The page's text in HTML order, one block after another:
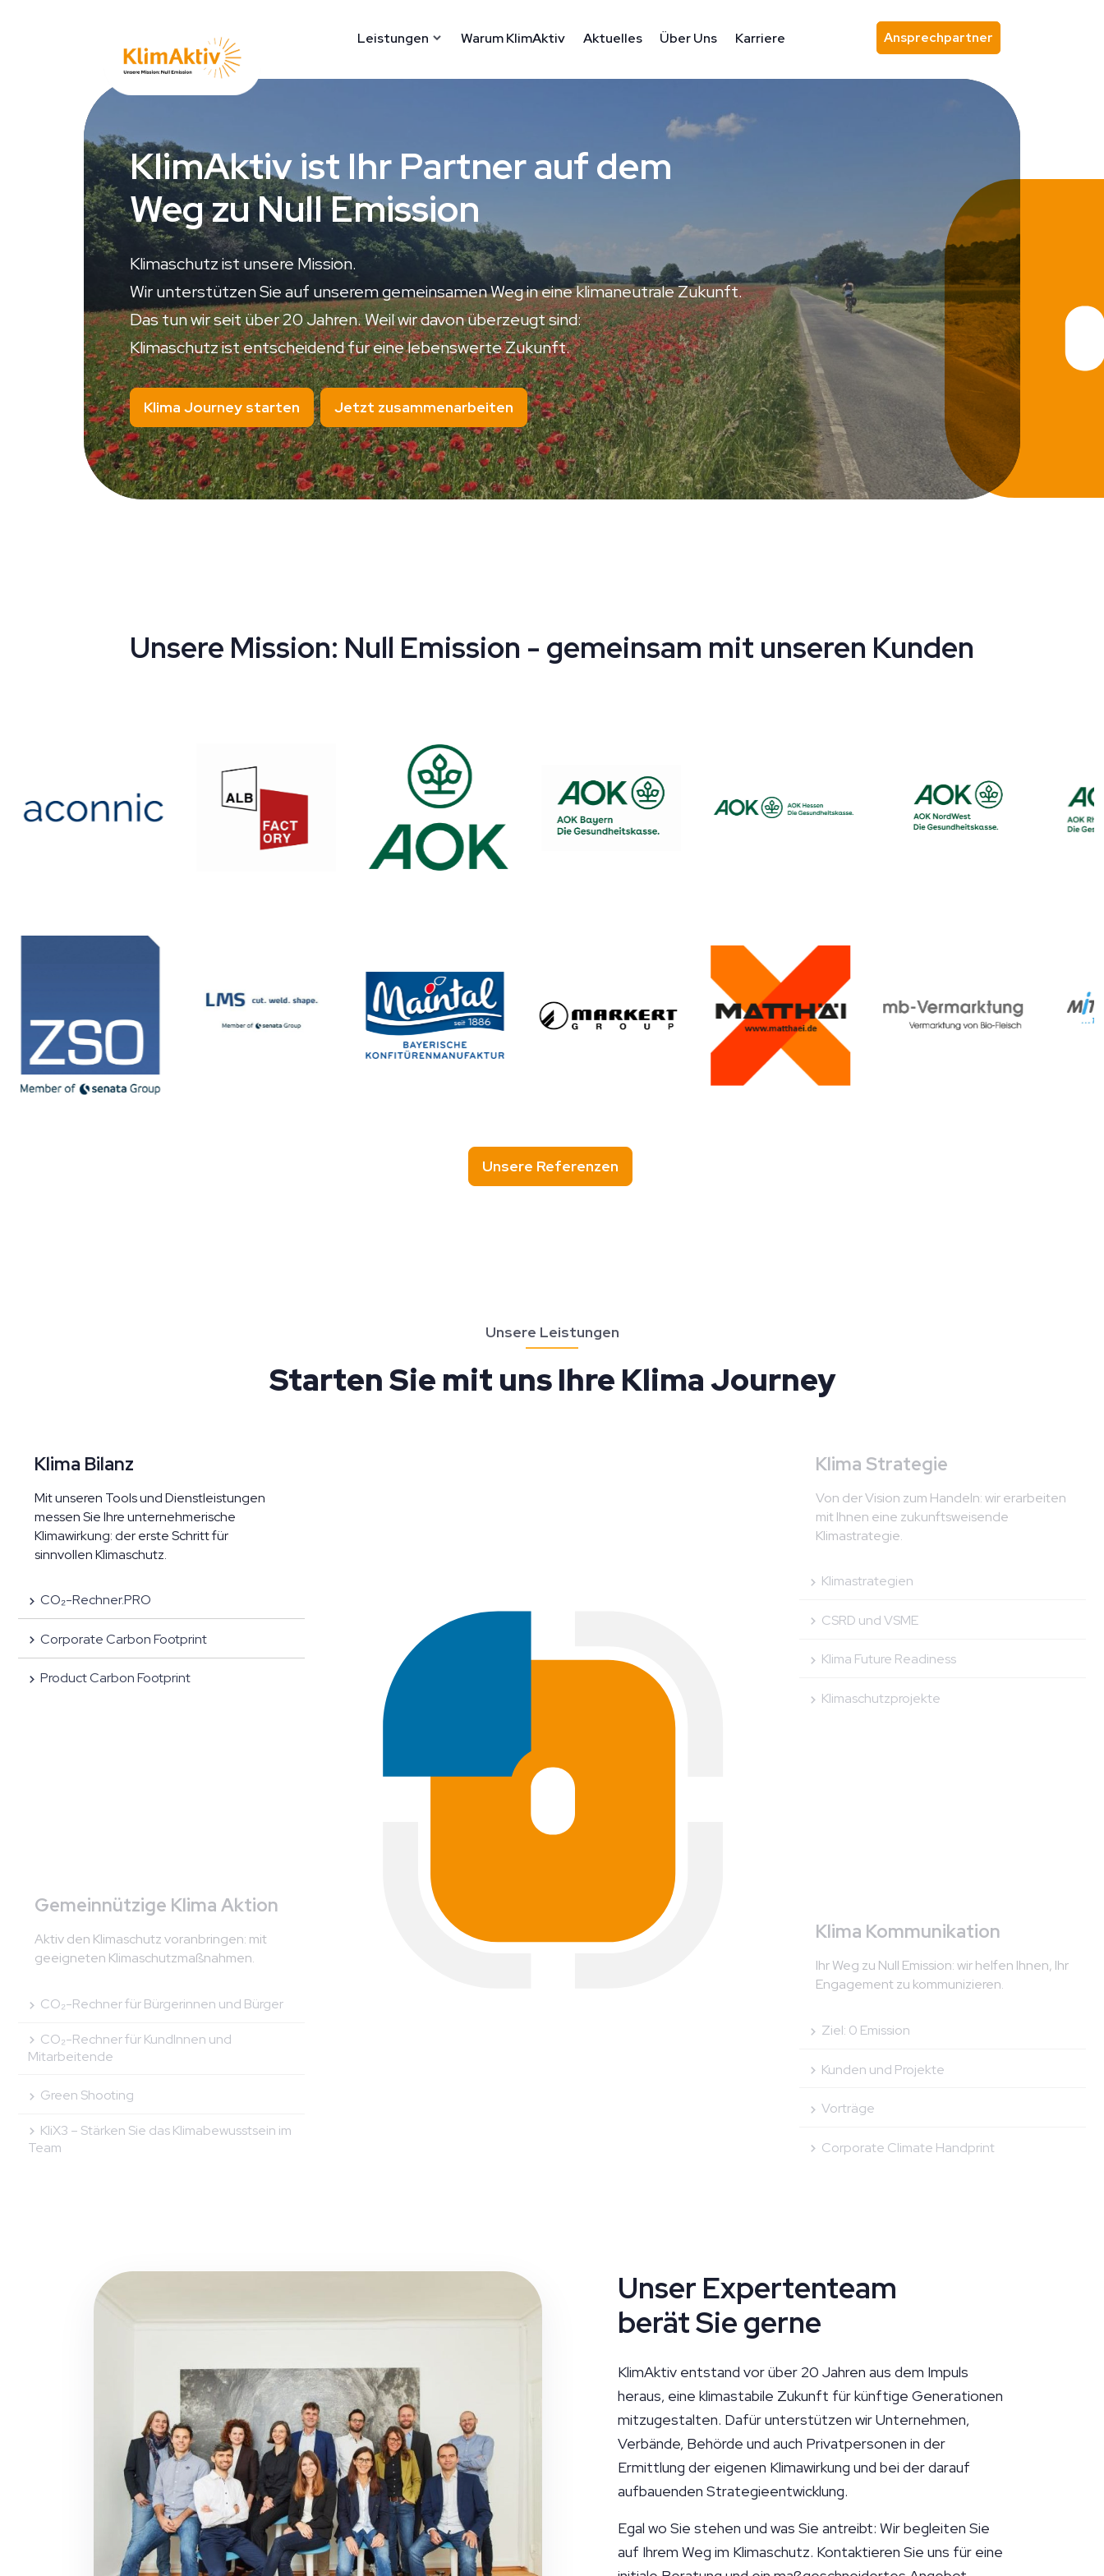
Ansprechpartner finden
Ansprechpartner
Leistungen Warum KlimAktiv Aktuelles Über Uns Karriere
KlimAktiv ist Ihr Partner auf dem
Weg zu Null Emission
Klimaschutz ist unsere Mission.
Wir unterstützen Sie auf unserem gemeinsamen Weg in eine klimaneutrale Zukunft.
Das tun wir seit über 20 Jahren. Weil wir davon überzeugt sind:
Klimaschutz ist entscheidend für eine lebenswerte Zukunft.
Klima Journey starten Jetzt zusammenarbeiten
Unsere Mission: Null Emission - gemeinsam mit unseren Kunden
Unsere Referenzen
Unsere Leistungen
Starten Sie mit uns Ihre Klima Journey
Klima Bilanz
Mit unseren Tools und Dienstleistungen
messen Sie Ihre unternehmerische
Klimawirkung: der erste Schritt für
sinnvollen Klimaschutz.
CO₂-Rechner.PRO
Corporate Carbon Footprint
Product Carbon Footprint
Klima Strategie
Von der Vision zum Handeln: wir erarbeiten
mit Ihnen eine zukunftsweisende
Klimastrategie.
Klimastrategien
CSRD und VSME
Klima Future Readiness
Klimaschutzprojekte
Klima Kommunikation
Ihr Weg zu Null Emission: wir helfen Ihnen, Ihr
Engagement zu kommunizieren.
Ziel: 0 Emission
Kunden und Projekte
Vorträge
Corporate Climate Handprint
Gemeinnützige Klima Aktion
Aktiv den Klimaschutz voranbringen: mit
geeigneten Klimaschutzmaßnahmen.
CO₂-Rechner für Bürgerinnen und Bürger
CO₂-Rechner für KundInnen und
Mitarbeitende
Green Shooting
KliX3 – Stärken Sie das Klimabewusstsein im
Team
Unser Expertenteam
berät Sie gerne
KlimAktiv entstand vor über 20 Jahren aus dem Impuls
heraus, eine klimastabile Zukunft für künftige Generationen
mitzugestalten. Dafür unterstützen wir Unternehmen,
Verbände, Behörde und auch Privatpersonen in der
Ermittlung der eigenen Klimawirkung und bei der darauf
aufbauenden Strategieentwicklung.
Egal wo Sie stehen und was Sie antreibt: Wir begleiten Sie
auf Ihrem Weg im Klimaschutz. Kontaktieren Sie uns für eine